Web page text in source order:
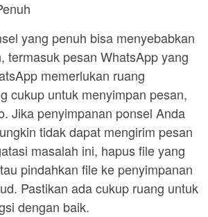
yang penuh bisa menyebabkan
termasuk pesan WhatsApp yang
memerlukan ruang
cukup untuk menyimpan pesan,
Jika penyimpanan ponsel Anda
tidak dapat mengirim pesan
masalah ini, hapus file yang
pindahkan file ke penyimpanan
Pastikan ada cukup ruang untuk
dengan baik.